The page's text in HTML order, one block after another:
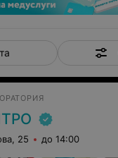
25 до 14:00